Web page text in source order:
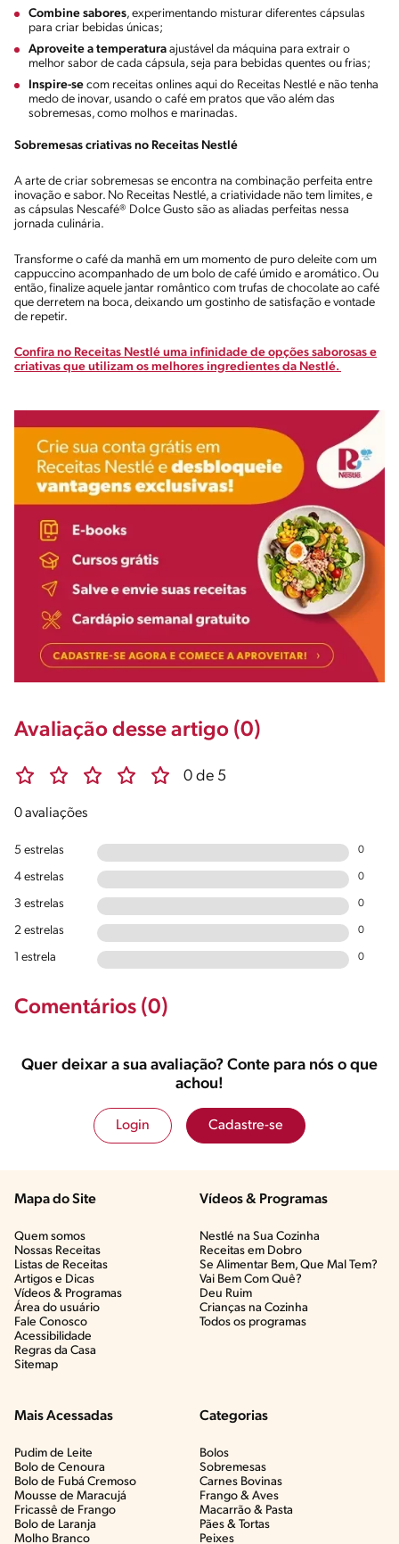
Combine sabores, experimentando misturar diferentes cápsulas
para criar bebidas únicas;
Aproveite a temperatura ajustável da máquina para extrair o
melhor sabor de cada cápsula, seja para bebidas quentes ou frias;
Inspire-se com receitas onlines aqui do Receitas Nestlé e não tenha
medo de inovar, usando o café em pratos que vão além das
sobremesas, como molhos e marinadas.
Sobremesas criativas no Receitas Nestlé
A arte de criar sobremesas se encontra na combinação perfeita entre
inovação e sabor. No Receitas Nestlé, a criatividade não tem limites, e
as cápsulas Nescafé® Dolce Gusto são as aliadas perfeitas nessa
jornada culinária.
Transforme o café da manhã em um momento de puro deleite com um
cappuccino acompanhado de um bolo de café úmido e aromático. Ou
então, finalize aquele jantar romântico com trufas de chocolate ao café
que derretem na boca, deixando um gostinho de satisfação e vontade
de repetir.
Confira no Receitas Nestlé uma infinidade de opções saborosas e
criativas que utilizam os melhores ingredientes da Nestlé.
Avaliação desse artigo (0)
0 de 5
0 avaliações
5 estrelas 0
4 estrelas 0
3 estrelas 0
2 estrelas 0
1 estrela 0
Comentários (0)
Quer deixar a sua avaliação? Conte para nós o que
achou!
Login Cadastre-se
Mapa do Site
Quem somos
Nossas Receitas
Listas de Receitas​
Artigos e Dicas​
Vídeos & Programas​
Área do usuário
Fale Conosco
Acessibilidade
Regras da Casa
Sitemap
Vídeos & Programas​
Nestlé na Sua Cozinha
Receitas em Dobro
Se Alimentar Bem, Que Mal Tem?​
Vai Bem Com Quê?​
Deu Ruim​
Crianças na Cozinha​
Todos os programas
Mais Acessadas
Pudim de Leite
Bolo de Cenoura
Bolo de Fubá Cremoso
Mousse de Maracujá
Fricassê de Frango
Bolo de Laranja
Molho Branco
Categorias
Bolos
Sobremesas
Carnes Bovinas​
Frango & Aves​
Macarrão & Pasta​
Pães & Tortas​
Peixes